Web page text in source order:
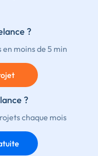
?
moins de 5 min
?
chaque mois